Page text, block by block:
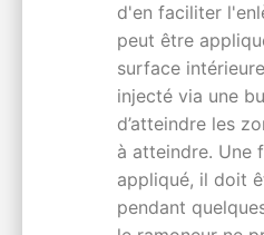
d'en faciliter
peut être
surface
injecté via une
d’atteindre les
à atteindre. Une
appliqué, il doit
pendant